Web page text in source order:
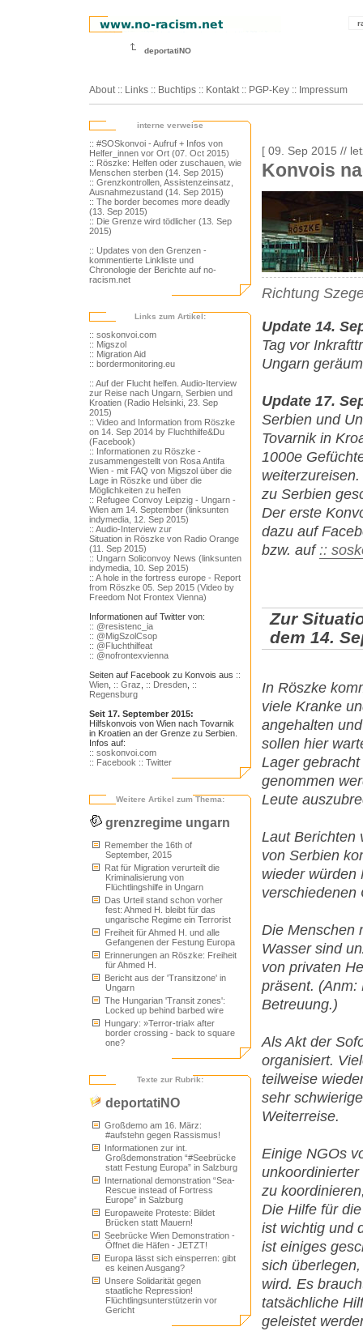
deportatiNO
About :: Links :: Buchtips :: Kontakt :: PGP-Key :: Impressum
interne verweise
:: #SOSkonvoi - Aufruf + Infos von
Helfer_innen vor Ort (07. Oct 2015)
:: Röszke: Helfen oder zuschauen, wie
Menschen sterben (14. Sep 2015)
:: Grenzkontrollen, Assistenzeinsatz,
Ausnahmezustand (14. Sep 2015)
:: The border becomes more deadly
(13. Sep 2015)
:: Die Grenze wird tödlicher (13. Sep
2015)
:: Updates von den Grenzen -
kommentierte Linkliste und
Chronologie der Berichte auf no-
racism.net
Links zum Artikel:
:: soskonvoi.com
:: Migszol
:: Migration Aid
:: bordermonitoring.eu
:: Auf der Flucht helfen. Audio-Iterview
zur Reise nach Ungarn, Serbien und
Kroatien (Radio Helsinki, 23. Sep
2015)
:: Video and Information from Röszke
on 14. Sep 2014 by Fluchthilfe&Du
(Facebook)
:: Informationen zu Röszke -
zusammengestellt von Rosa Antifa
Wien - mit FAQ von Migszol über die
Lage in Röszke und über die
Möglichkeiten zu helfen
:: Refugee Convoy Leipzig - Ungarn -
Wien am 14. September (linksunten
indymedia, 12. Sep 2015)
:: Audio-Interview zur
Situation in Röszke von Radio Orange
(11. Sep 2015)
:: Ungarn Soliconvoy News (linksunten
indymedia, 10. Sep 2015)
:: A hole in the fortress europe - Report
from Röszke 05. Sep 2015 (Video by
Freedom Not Frontex Vienna)
Informationen auf Twitter von:
:: @resistenc_ia
:: @MigSzolCsop
:: @Fluchthilfeat
:: @nofrontexvienna
Seiten auf Facebook zu Konvois aus ::
Wien :: Graz :: Dresden ::
Regensburg
Seit 17. September 2015:
Hilfskonvois von Wien nach Tovarnik
in Kroatien an der Grenze zu Serbien.
Infos auf:
:: soskonvoi.com
:: Facebook :: Twitter
Weitere Artikel zum Thema:
grenzregime ungarn
Remember the 16th of
September, 2015
Rat für Migration verurteilt die
Kriminalisierung von
Flüchtlingshilfe in Ungarn
Das Urteil stand schon vorher
fest: Ahmed H. bleibt für das
ungarische Regime ein Terrorist
Freiheit für Ahmed H. und alle
Gefangenen der Festung Europa
Erinnerungen an Röszke: Freiheit
für Ahmed H.
Bericht aus der 'Transitzone' in
Ungarn
The Hungarian 'Transit zones':
Locked up behind barbed wire
Hungary: »Terror-trial« after
border crossing - back to square
one?
Texte zur Rubrik:
deportatiNO
Großdemo am 16. März:
#aufstehn gegen Rassismus!
Informationen zur int.
Großdemonstration “#Seebrücke
statt Festung Europa” in Salzburg
International demonstration “Sea-
Rescue instead of Fortress
Europe” in Salzburg
Europaweite Proteste: Bildet
Brücken statt Mauern!
Seebrücke Wien Demonstration -
Öffnet die Häfen - JETZT!
Europa lässt sich einsperren: gibt
es keinen Ausgang?
Unsere Solidarität gegen
staatliche Repression!
Flüchtlingsunterstützerin vor
Gericht
[ 09. Sep 2015 //
Konvois
Richtung
Update 14.
Tag vor
Ungarn
Update 17.
Serbien und
Tovarnik in
1000e
zu Serbien
Der erste
dazu auf
bzw. auf ::
Zur
dem 14.
In Röszke
viele Kranke
angehalten
sollen hier
Lager
genommen
Leute
Laut Berichten
von Serbien
wieder würden
verschiedenen
Die Menschen
Wasser sind
von privaten
präsent. (Anm:
Betreuung.)
Als Akt der
organisiert.
teilweise
sehr
Weiterreise.
Einige NGOs
zu
Die Hilfe für
ist wichtig und
ist einiges
sich
wird. Es
tatsächliche
geleistet